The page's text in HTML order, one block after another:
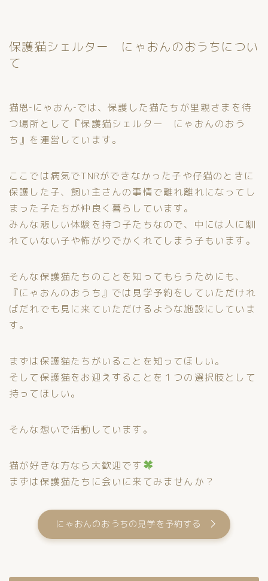
保護猫シェルター にゃおんのおうちについ
て
猫恩‐にゃおん‐では、保護した猫たちが里親さまを待
つ場所として『保護猫シェルター にゃおんのおう
ち』を運営しています。
ここでは病気でTNRができなかった子や仔猫のときに
保護した子、飼い主さんの事情で離れ離れになってし
まった子たちが仲良く暮らしています。
みんな悲しい体験を持つ子たちなので、中には人に馴
れていない子や怖がりでかくれてしまう子もいます。
そんな保護猫たちのことを知ってもらうためにも、
『にゃおんのおうち』では見学予約をしていただけれ
ばだれでも見に来ていただけるような施設にしていま
す。
まずは保護猫たちがいることを知ってほしい。
そして保護猫をお迎えすることを１つの選択肢として
持ってほしい。
そんな想いで活動しています。
猫が好きな方なら大歓迎です
まずは保護猫たちに会いに来てみませんか？
にゃおんのおうちの見学を予約する